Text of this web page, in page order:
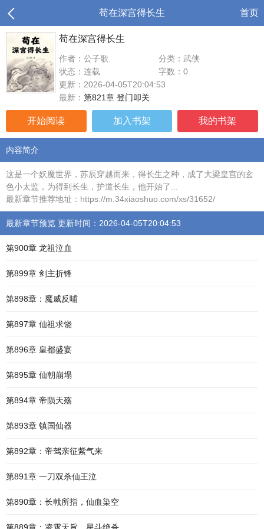
苟在深宫得长生 首页
苟在深宫得长生
作者：公子歌.
分类：武侠
状态：连载
字数：0
更新：2026-04-05T20:04:53
最新： 第821章 登门叩关
开始阅读 加入书架 我的书架
内容简介
这是一个妖魔世界，苏辰穿越而来，得长生之种，成了大梁皇宫的玄
色小太监，为得到长生，护道长生，他开始了...
最新章节推荐地址：https://m.34xiaoshuo.com/xs/31652/
最新章节预览 更新时间：2026-04-05T20:04:53
第900章 龙祖泣血
第899章 剑主折锋
第898章：魔威反哺
第897章 仙祖求饶
第896章 皇都盛宴
第895章 仙朝崩塌
第894章 帝陨天殇
第893章 镇国仙器
第892章：帝驾亲征紫气来
第891章 一刀双杀仙王泣
第890章：长戟所指，仙血染空